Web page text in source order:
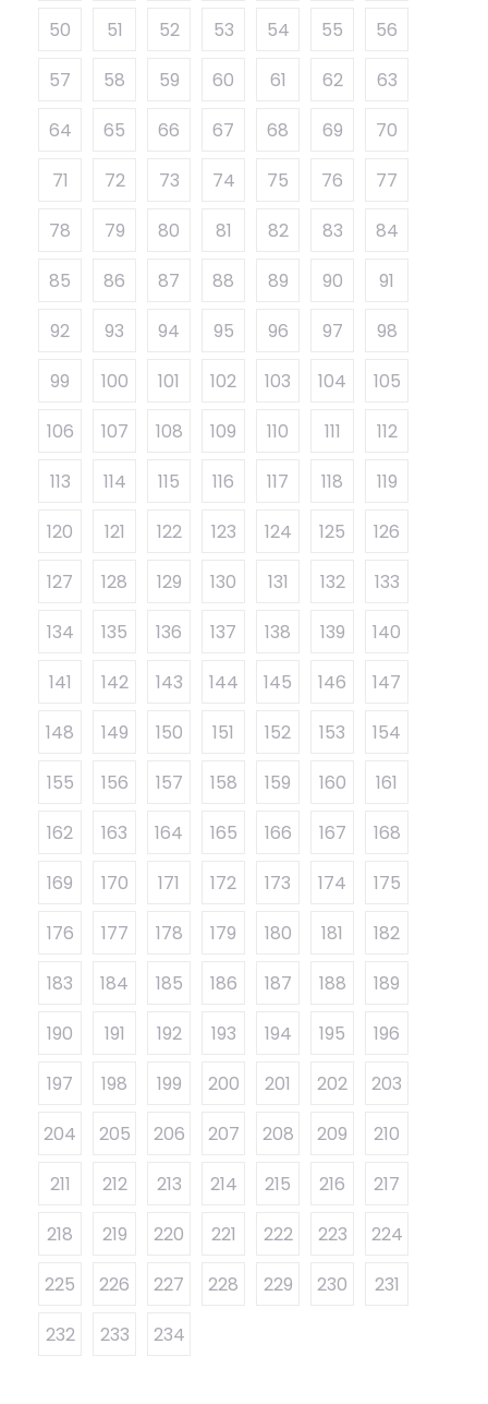
50 51 52 53 54 55
56
57
58 59 60 61 62
63
64
65 66 67 68 69
70
71
72 73 74 75 76
77
78
79 80 81 82 83
84
85
86 87 88 89 90
91
92
93 94 95 96 97
98
99
100 101 102 103 104
105
106
107 108 109 110 111
112
113
114 115 116 117 118
119
120
121 122 123 124 125
126
127
128 129 130 131 132
133
134
135 136 137 138 139
140
141
142 143 144 145 146
147
148
149 150 151 152 153
154
155
156 157 158 159 160
161
162
163 164 165 166 167
168
169
170 171 172 173 174
175
176
177 178 179 180 181
182
183
184 185 186 187 188
189
190
191 192 193 194 195
196
197
198 199 200 201 202
203
204
205 206 207 208 209
210
211
212 213 214 215 216
217
218
219 220 221 222 223
224
225
226 227 228 229 230
231
232
233 234